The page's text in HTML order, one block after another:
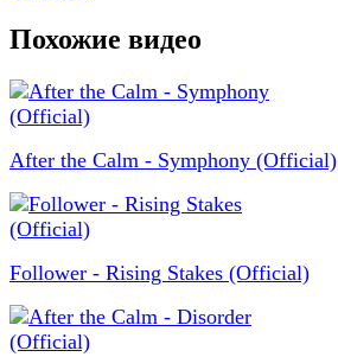
Похожие видео
After the Calm - Symphony (Official)
Follower - Rising Stakes (Official)